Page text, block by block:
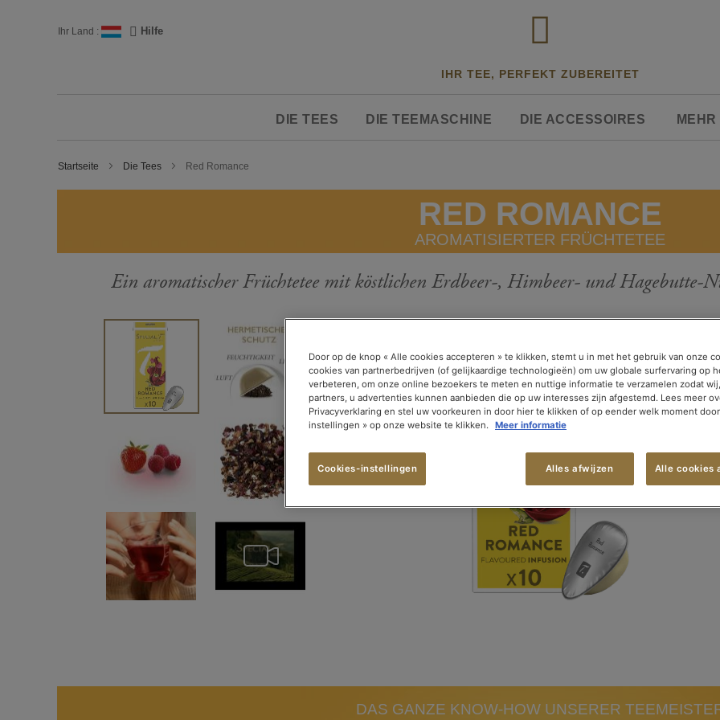
InhaltIhr Land : Sprache Hilfe
IHR TEE, PERFEKT ZUBEREITET
DIE TEES DIE TEEMASCHINE DIE ACCESSOIRES
Startseite Die Tees Red Romance
RED ROMANCE
AROMATISIERTER FRÜCHTETEE
Ein aromatischer Früchtetee mit köstlichen Erdbeer-, Himbeer- und Hagebutte-
DAS GANZE KNOW-HOW UNSERER
Door op de knop « Alle cookies accepteren » te klikken, stemt u in met het gebruik van onze
cookies van partnerbedrijven (of gelijkaardige technologieën) om uw globale surfervaring op
verbeteren, om onze online bezoekers te meten en nuttige informatie te verzamelen zodat
partners, u advertenties kunnen aanbieden die op uw interesses zijn afgestemd. Lees meer
Privacyverklaring en stel uw voorkeuren in door hier te klikken of op eender welk moment
instellingen » op onze website te klikken. Meer informatie
Alles afwijzen Alle cookies
Cookies-instellingen